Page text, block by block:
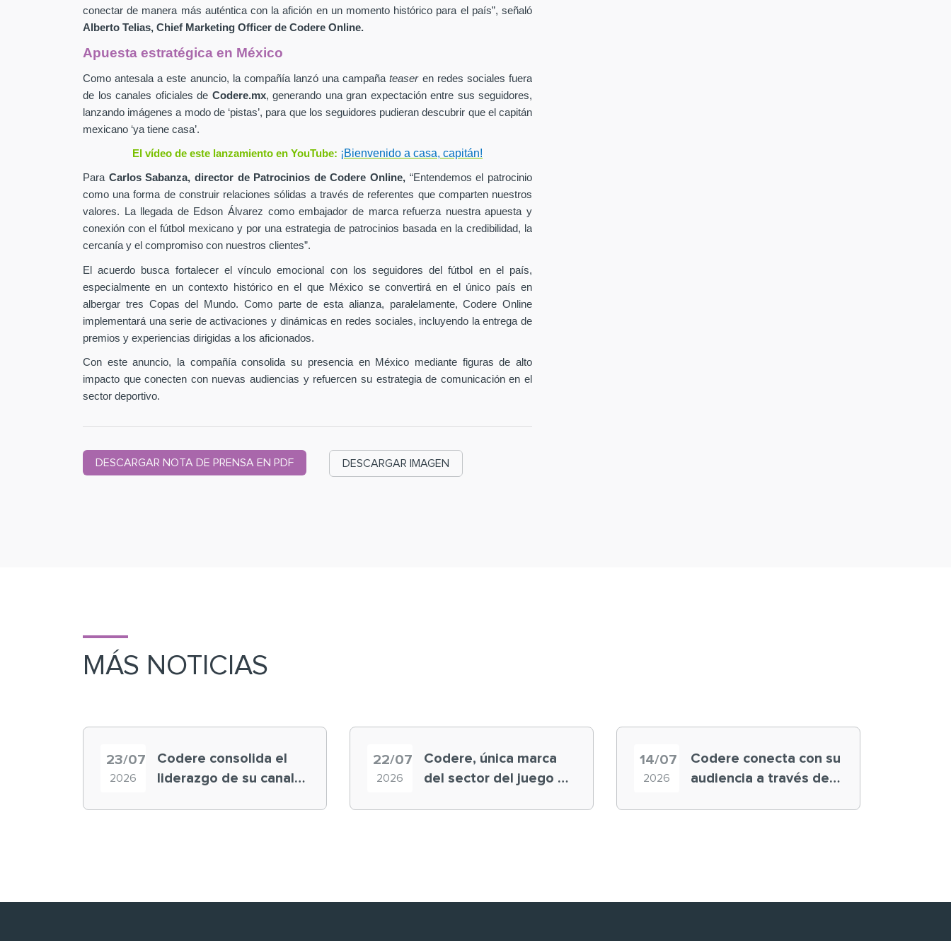
conectar de manera más auténtica con la afición en un momento histórico para el país”, señaló
Alberto Telias, Chief Marketing Officer de Codere Online.
Apuesta estratégica en México
Como antesala a este anuncio, la compañía lanzó una campañateaseren redes sociales fuera
de los canales oficiales de Codere.mx, generando una gran expectación entre sus seguidores,
lanzando imágenes a modo de ‘pistas’, para que los seguidores pudieran descubrir que el capitán
mexicano ‘ya tiene casa’.
El vídeo de este lanzamiento en YouTube: ¡Bienvenido a casa, capitán!
Para Carlos Sabanza, director de Patrocinios de Codere Online, “Entendemos el patrocinio
como una forma de construir relaciones sólidas a través de referentes que comparten nuestros
valores. La llegada de Edson Álvarez como embajador de marca refuerza nuestra apuesta y
conexión con el fútbol mexicano y por una estrategia de patrocinios basada en la credibilidad, la
cercanía y el compromiso con nuestros clientes”.
El acuerdo busca fortalecer el vínculo emocional con los seguidores del fútbol en el país,
especialmente en un contexto histórico en el que México se convertirá en el único país en
albergar tres Copas del Mundo. Como parte de esta alianza, paralelamente, Codere Online
implementará una serie de activaciones y dinámicas en redes sociales, incluyendo la entrega de
premios y experiencias dirigidas a los aficionados.
Con este anuncio, la compañía consolida su presencia en México mediante figuras de alto
impacto que conecten con nuevas audiencias y refuercen su estrategia de comunicación en el
sector deportivo.
DESCARGAR NOTA DE PRENSA EN PDF DESCARGAR IMAGEN
MÁS NOTICIAS
23/07
2026
Codere consolida el
liderazgo de su canal
22/07
2026
Codere, única marca
del sector del juego en
14/07
2026
Codere conecta con su
audiencia a través de